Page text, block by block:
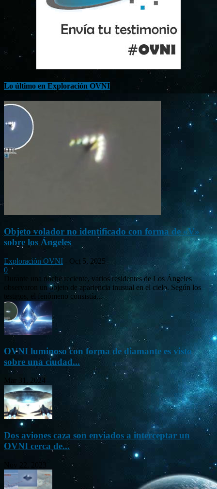
Lo último en Exploración OVNI
Objeto volador no identificado con forma de «V»
sobre los Ángeles
Exploración OVNI - Oct 5, 2025
0
Durante una noche reciente, varios residentes de Los Ángeles
observaron un objeto de apariencia inusual en el cielo. Según los
testigos, el fenómeno consistía...
OVNI luminoso con forma de diamante es visto
sobre una ciudad...
Mar 31, 2024
Dos aviones caza son enviados a interceptar un
OVNI cerca de...